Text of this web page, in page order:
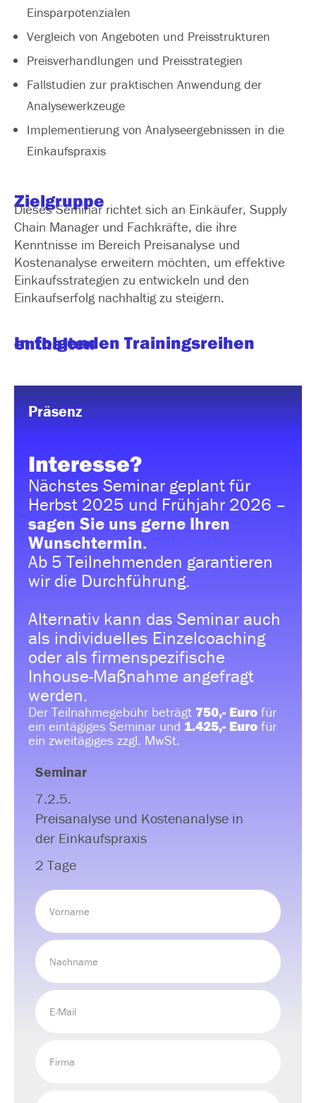
Einsparpotenzialen
Vergleich von Angeboten und Preisstrukturen
Preisverhandlungen und Preisstrategien
Fallstudien zur praktischen Anwendung der
Analysewerkzeuge
Implementierung von Analyseergebnissen in die
Einkaufspraxis
Zielgruppe
Dieses Seminar richtet sich an Einkäufer, Supply
Chain Manager und Fachkräfte, die ihre
Kenntnisse im Bereich Preisanalyse und
Kostenanalyse erweitern möchten, um effektive
Einkaufsstrategien zu entwickeln und den
Einkaufserfolg nachhaltig zu steigern.
In folgenden Trainingsreihen enthalten
Präsenz
Interesse?
Nächstes Seminar geplant für
Herbst 2025 und Frühjahr 2026 –
sagen Sie uns gerne Ihren
Wunschtermin.
Ab 5 Teilnehmenden garantieren
wir die Durchführung.
Alternativ kann das Seminar auch
als individuelles Einzelcoaching
oder als firmenspezifische
Inhouse-Maßnahme angefragt
werden.
Der Teilnahmegebühr beträgt 750,- Euro für
ein eintägiges Seminar und 1.425,- Euro für
ein zweitägiges zzgl. MwSt.
Seminar
7.2.5.
Preisanalyse und Kostenanalyse in
der Einkaufspraxis
2 Tage